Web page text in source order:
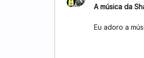
A música da
Eu adoro a